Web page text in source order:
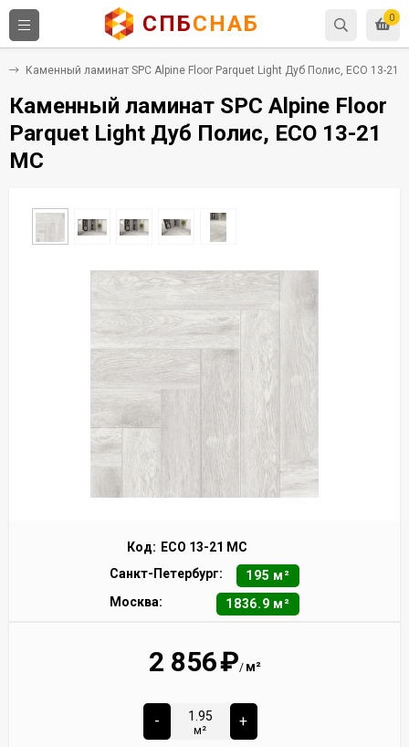
0
СПБСНАБ
Каменный ламинат SPC Alpine Floor Parquet Light Дуб Полис, ЕСО 13-21
Каменный ламинат SPC Alpine Floor
Parquet Light Дуб Полис, ЕСО 13-21
MC
Код: ECO 13-21 MC
Санкт-Петербург:
195 м²
Москва:
1836.9 м²
2 856₽/ м²
-
м²
+